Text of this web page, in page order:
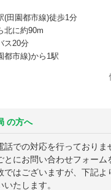
(田園都市線)徒歩1分
北に約90m
ス20分
都市線)から1駅
の方へ
話での対応を行っておりま
とにお問い合わせフォーム
ではございますが、下記よ
たします。